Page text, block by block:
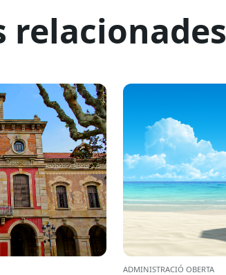
relacionades
ADMINISTRACIÓ OBERTA